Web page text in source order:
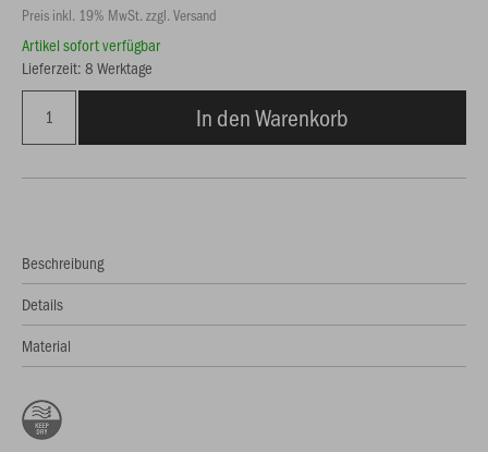
Preis inkl. 19% MwSt. zzgl. Versand
Artikel sofort verfügbar
Lieferzeit: 8 Werktage
In den Warenkorb
Beschreibung
Details
Material